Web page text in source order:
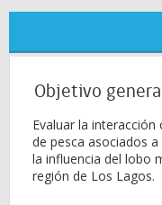
Objetivo
Evaluar la
de pesca asociados
la influencia del lobo
región de Los Lagos.